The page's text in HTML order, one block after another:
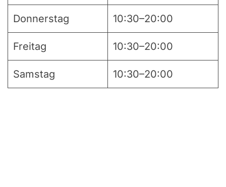
Donnerstag 10:30–20:00
Freitag 10:30–20:00
Samstag 10:30–20:00